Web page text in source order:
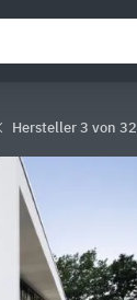
Hersteller 3 von 32